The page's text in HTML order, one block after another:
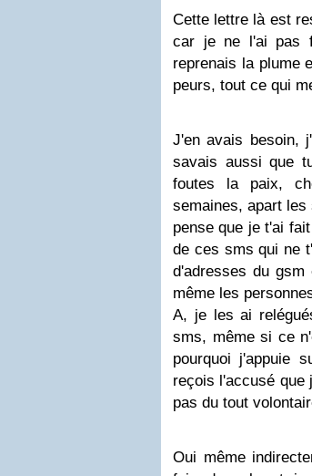
Cette lettre là est
car je ne l'ai pas
reprenais la plume
peurs, tout ce qui
J'en avais besoin,
savais aussi que
foutes la paix,
semaines, apart
pense que je t'ai
de ces sms qui ne
d'adresses du
même les
A, je les ai
sms, même si ce
pourquoi j'appuie
reçois l'accusé que
pas du tout
Oui même